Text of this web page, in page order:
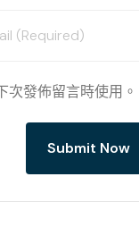
發佈留言時使用。